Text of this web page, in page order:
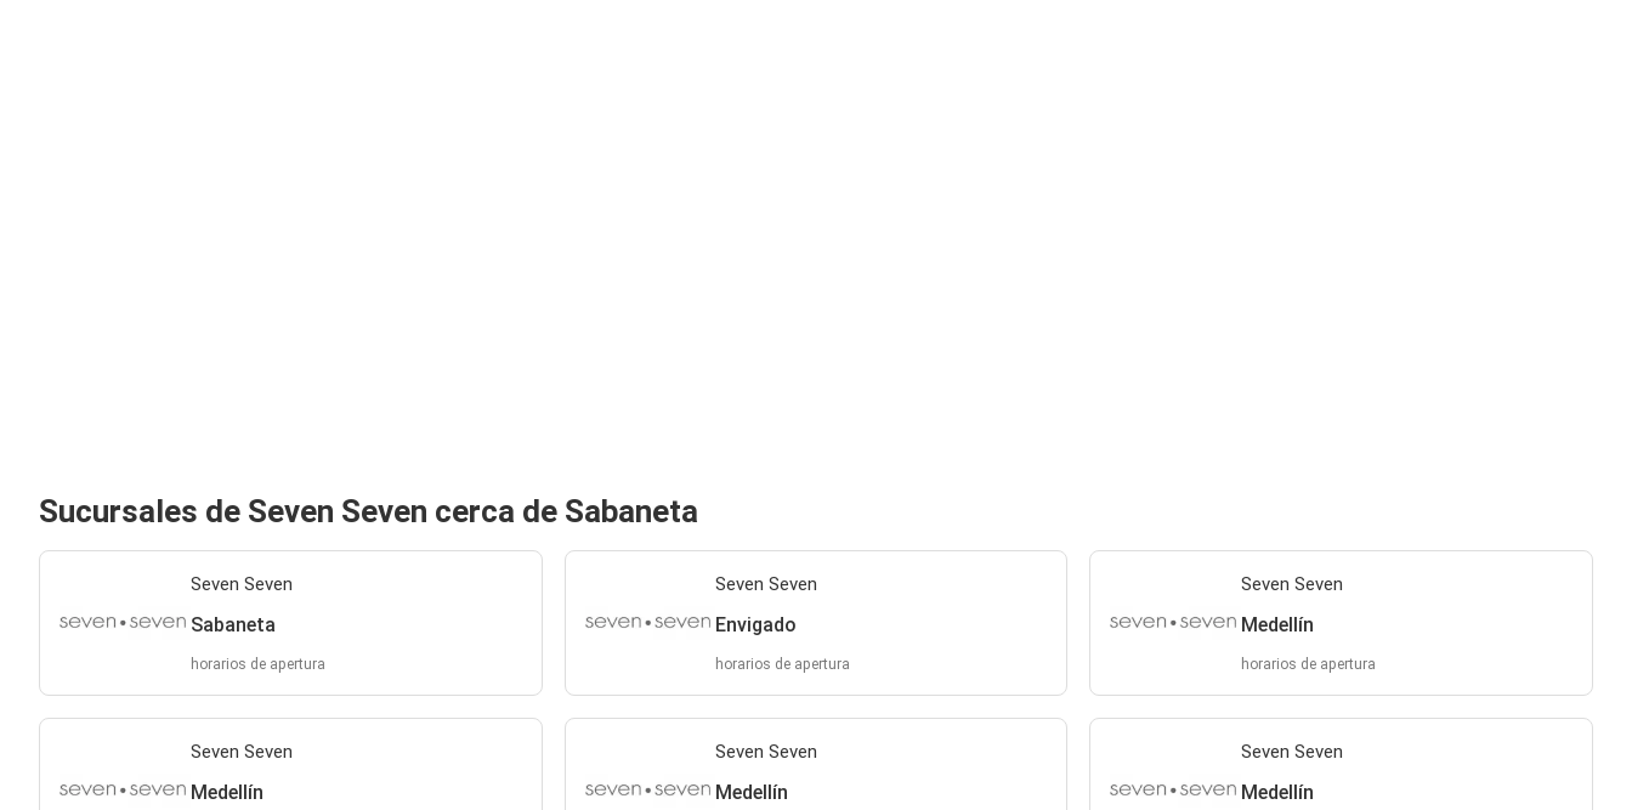
Sucursales de Seven Seven cerca de Sabaneta
Seven Seven
Sabaneta
horarios de apertura
Seven Seven
Envigado
horarios de apertura
Seven Seven
Medellín
horarios de apertura
Seven Seven
Medellín
Seven Seven
Medellín
Seven Seven
Medellín